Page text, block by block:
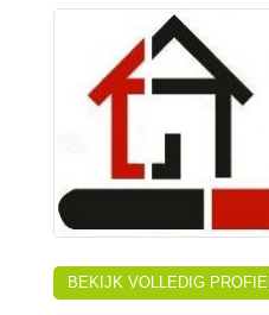
BEKIJK VOLLEDIG PROFIEL